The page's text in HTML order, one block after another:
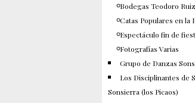
Bodegas Teodoro
Catas Populares en la
Espectáculo fin de
Fotografías Varias
Grupo de Danzas
Los Disciplinantes de
Sonsierra (los Picaos)